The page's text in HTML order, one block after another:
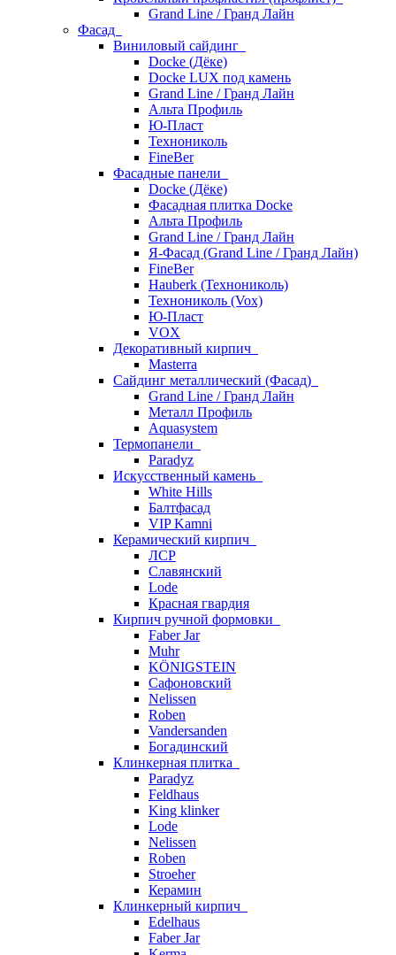
Grand Line / Гранд Лайн
Фасад
Виниловый сайдинг
Docke (Дёке)
Docke LUX под камень
Grand Line / Гранд Лайн
Альта Профиль
Ю-Пласт
Технониколь
FineBer
Фасадные панели
Docke (Дёке)
Фасадная плитка Docke
Альта Профиль
Grand Line / Гранд Лайн
Я-Фасад (Grand Line / Гранд Лайн)
FineBer
Hauberk (Технониколь)
Технониколь (Vox)
Ю-Пласт
VOX
Декоративный кирпич
Masterra
Сайдинг металлический (Фасад)
Grand Line / Гранд Лайн
Металл Профиль
Aquasystem
Термопанели
Paradyz
Искусственный камень
White Hills
Балтфасад
VIP Kamni
Керамический кирпич
ЛСР
Славянский
Lode
Красная гвардия
Кирпич ручной формовки
Faber Jar
Muhr
KÖNIGSTEIN
Сафоновский
Nelissen
Roben
Vandersanden
Богадинский
Клинкерная плитка
Paradyz
Feldhaus
King klinker
Lode
Nelissen
Roben
Stroeher
Керамин
Клинкерный кирпич
Edelhaus
Faber Jar